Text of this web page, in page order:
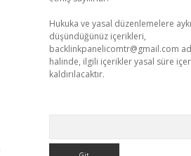
Hukuka ve yasal düzenlemelere
düşündüğünüz içerikleri,
backlinkpanelicomtr@gmail.com
halinde, ilgili içerikler yasal süre
kaldırılacaktır.